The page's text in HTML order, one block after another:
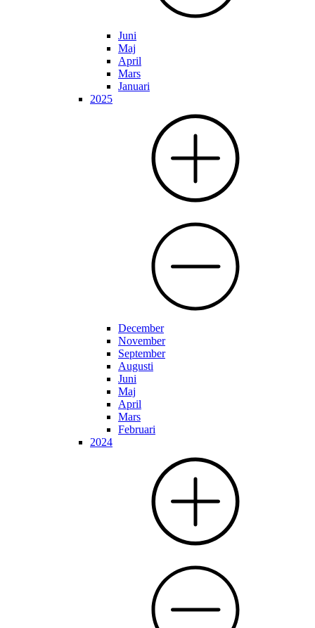
Juni
Maj
April
Mars
Januari
2025
December
November
September
Augusti
Juni
Maj
April
Mars
Februari
2024